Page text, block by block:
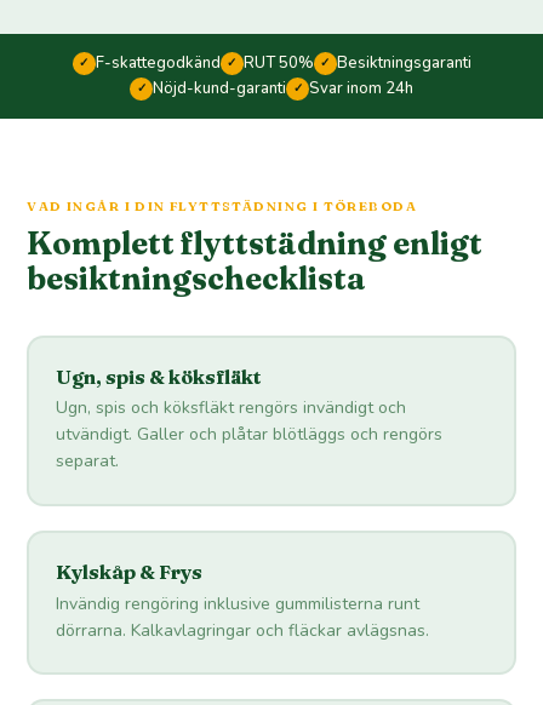
✓ F-skattegodkänd ✓ RUT 50% ✓ Besiktningsgaranti
✓ Nöjd-kund-garanti ✓ Svar inom 24h
VAD INGÅR I DIN FLYTTSTÄDNING I TÖREBODA
Komplett flyttstädning enligt
besiktningschecklista
Ugn, spis & köksfläkt
Ugn, spis och köksfläkt rengörs invändigt och
utvändigt. Galler och plåtar blötläggs och rengörs
separat.
Kylskåp & Frys
Invändig rengöring inklusive gummilisterna runt
dörrarna. Kalkavlagringar och fläckar avlägsnas.